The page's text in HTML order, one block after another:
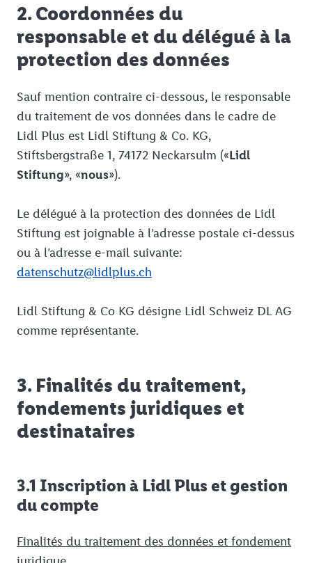
2. Coordonnées du
responsable et du délégué à la
protection des données
Sauf mention contraire ci-dessous, le responsable
du traitement de vos données dans le cadre de
Lidl Plus est Lidl Stiftung & Co. KG,
Stiftsbergstraße 1, 74172 Neckarsulm («Lidl
Stiftung», «nous»).
Le délégué à la protection des données de Lidl
Stiftung est joignable à l’adresse postale ci-dessus
ou à l’adresse e-mail suivante:
datenschutz@lidlplus.ch
Lidl Stiftung & Co KG désigne Lidl Schweiz DL AG
comme représentante.
3. Finalités du traitement,
fondements juridiques et
destinataires
3.1 Inscription à Lidl Plus et gestion
du compte
Finalités du traitement des données et fondement